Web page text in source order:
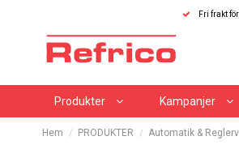
Fri frakt
Produkter Kampanjer
Hem PRODUKTER Automatik &